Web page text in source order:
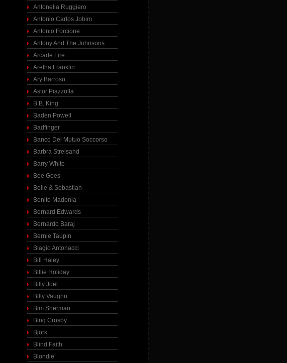
Antonella Ruggiero
Antonio Carlos Jobim
Antonio Forcione
Antony And The Johnsons
Arcade Fire
Aretha Franklin
Ary Barroso
Astor Piazzolla
B.B. King
Baden Powell
Badfinger
Banco Del Mutuo Soccorso
Barbra Streisand
Barry White
Bee Gees
Belle & Sebastian
Benito Madonia
Bernard Edwards
Bernardo Baraj
Bernie Taupin
Biagio Antonacci
Bill Haley
Billie Holiday
Billy Joel
Billy Vaughn
Bim Sherman
Bing Crosby
Björk
Blind Faith
Blondie